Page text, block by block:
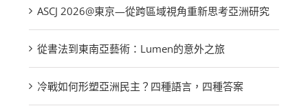
ASCJ 2026@東京—從跨區域視角重新思考亞洲研究
從書法到東南亞藝術：Lumen的意外之旅
冷戰如何形塑亞洲民主？四種語言，四種答案